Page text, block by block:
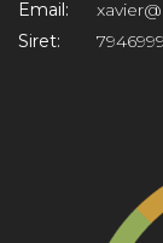
Email:
Siret: